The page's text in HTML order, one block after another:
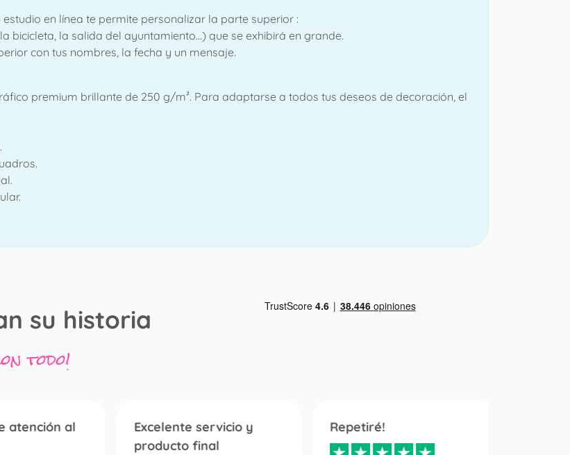
en línea te permite personalizar la parte superior :
bicicleta, la salida del ayuntamiento...) que se exhibirá en grande.
con tus nombres, la fecha y un mensaje.
premium brillante de 250 g/m². Para adaptarse a todos tus deseos de decoración, el
su historia
todo!
atención al
Excelente servicio y
producto final
Repetiré!